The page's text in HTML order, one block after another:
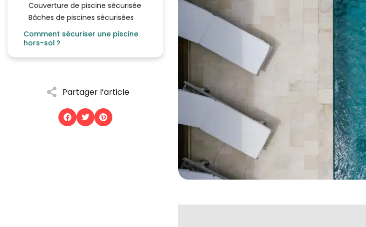
Couverture de piscine sécurisée
Bâches de piscines sécurisées
Comment sécuriser une piscine
hors-sol ?
Partager l’article